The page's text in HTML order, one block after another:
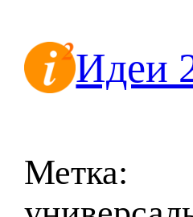
содержимомуИдеи
Метка: